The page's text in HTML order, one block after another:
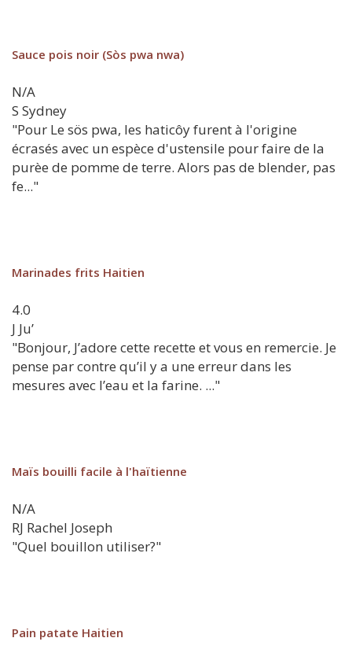
Sauce pois noir (Sòs pwa nwa)
N/A
S Sydney
"Pour Le sös pwa, les haticôy furent à l'origine
écrasés avec un espèce d'ustensile pour faire de la
purèe de pomme de terre. Alors pas de blender, pas
fe..."
Marinades frits Haitien
4.0
J Ju’
"Bonjour, J’adore cette recette et vous en remercie. Je
pense par contre qu’il y a une erreur dans les
mesures avec l’eau et la farine. ..."
Maïs bouilli facile à l'haïtienne
N/A
RJ Rachel Joseph
"Quel bouillon utiliser?"
Pain patate Haitien